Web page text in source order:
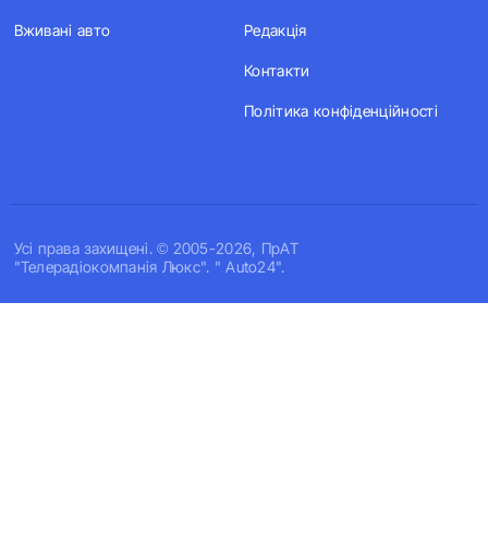
Усi права захищенi. © 2005-2026, ПрАТ
"Телерадіокомпанія Люкс". " Auto24".
Вживані авто Редакція
Контакти
Політика конфіденційності